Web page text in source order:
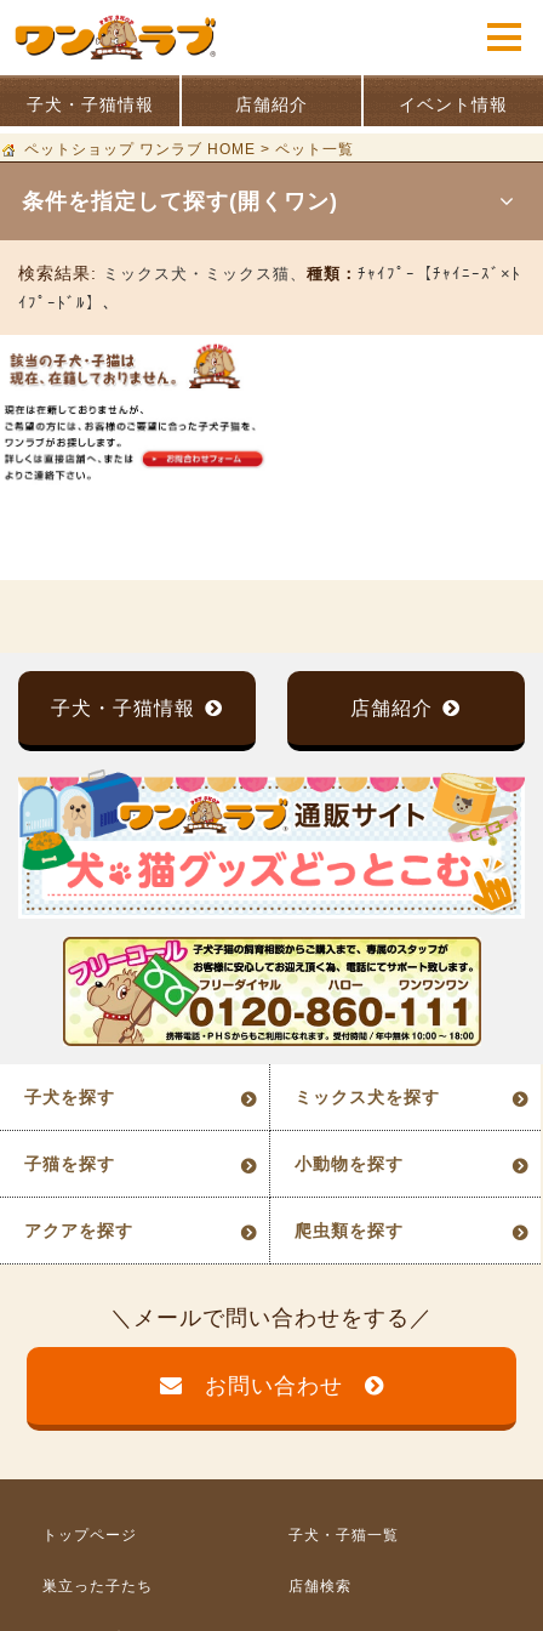
子犬・子猫情報 店舗紹介 イベント情報
ペットショップ ワンラブ HOME > ペット一覧
条件を指定して探す(開くワン)
検索結果: ミックス犬・ミックス猫、 種類： ﾁｬｲﾌﾟｰ【ﾁｬｲﾆｰｽﾞ×ﾄ
ｲﾌﾟｰﾄﾞﾙ】、
子犬・子猫情報 店舗紹介
子犬を探す ミックス犬を探す
子猫を探す 小動物を探す
アクアを探す 爬虫類を探す
メールで問い合わせをする
お問い合わせ
トップページ 子犬・子猫一覧
巣立った子たち 店舗検索